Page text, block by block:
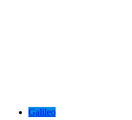
Galileo